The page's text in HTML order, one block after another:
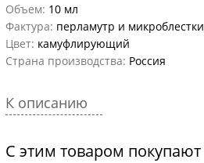
Объем: 10 мл
Фактура: перламутр и микроблестки
Цвет: камуфлирующий
Страна производства: Россия
К описанию
С этим товаром покупают